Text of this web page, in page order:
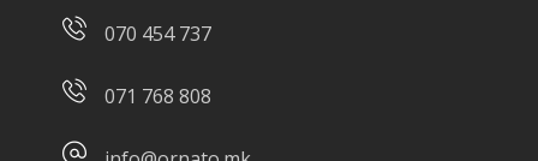
070 454 737
071 768 808